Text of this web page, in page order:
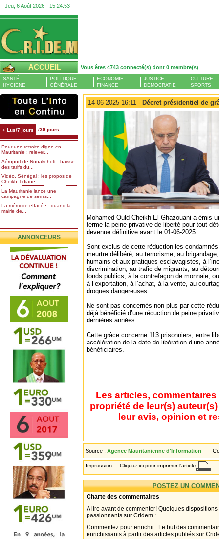
Jeu, 6 Août 2026 - 15:24:54
ACCUEIL Vous êtes 4743 connecté(s) dont 0 membre(s)
SANTÉ
HYGIÈNE
POLITIQUE
GÉNÉRALE
ECONOMIE
FINANCE
JUSTICE
DÉMOCRATIE
CULTURE
SPORTS
+ Lus/7 jours /30 jours
Pour une retraite digne en
Mauritanie : relever...
Aéroport de Nouakchott : baisse
des tarifs du...
Vidéo. Sénégal : les propos de
Cheikh Tidiane...
La Mauritanie lance une
campagne de semis...
La mémoire effacée : quand la
mairie de...
ANNONCEURS
14-06-2025 16:11 - Décret présidentiel de
Mohamed Ould Cheikh El Ghazouani a émis
ferme la peine privative de liberté pour tout
devenue définitive avant le 01-06-2025.
Sont exclus de cette réduction les
meurtre délibéré, au terrorisme, au
humains et aux pratiques esclavagistes, à
discrimination, au trafic de migrants, au
fonds publics, à la contrefaçon de monnaie,
à l’exportation, à l’achat, à la vente, au
drogues dangereuses.
Ne sont pas concernés non plus par cette
déjà bénéficié d’une réduction de peine
dernières années.
Cette grâce concerne 113 prisonniers, entre
accélération de la date de libération d’une
bénéficiaires.
Les articles,
propriété de leur(s)
leur avis, opinion et
Source : Agence Mauritanienne d'Information
Impression : Cliquez ici pour imprimer l'article
POSTEZ UN
Charte des commentaires
A lire avant de commenter! Quelques
passionnants sur Cridem :
Commentez pour enrichir : Le but des
enrichissants à partir des articles publiés sur